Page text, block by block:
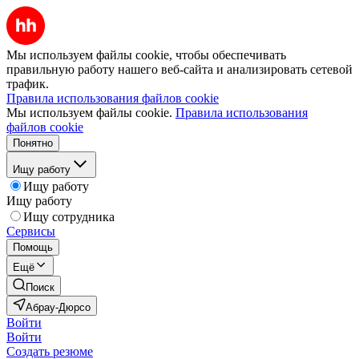
Мы используем файлы cookie, чтобы обеспечивать
правильную работу нашего веб-сайта и анализировать сетевой
трафик.
Правила использования файлов cookie
Мы используем файлы cookie. Правила использования
файлов cookie
Понятно
Ищу работу
Ищу работу
Ищу работу
Ищу сотрудника
Сервисы
Помощь
Ещё
Поиск
Абрау-Дюрсо
Войти
Войти
Создать резюме